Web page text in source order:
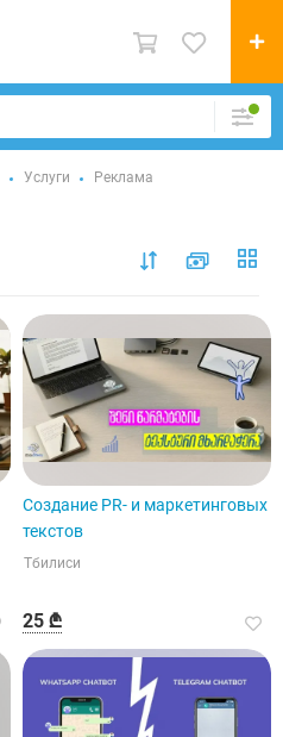
Услуги Реклама
Создание PR- и маркетинговых
текстов
Тбилиси
25 ₾